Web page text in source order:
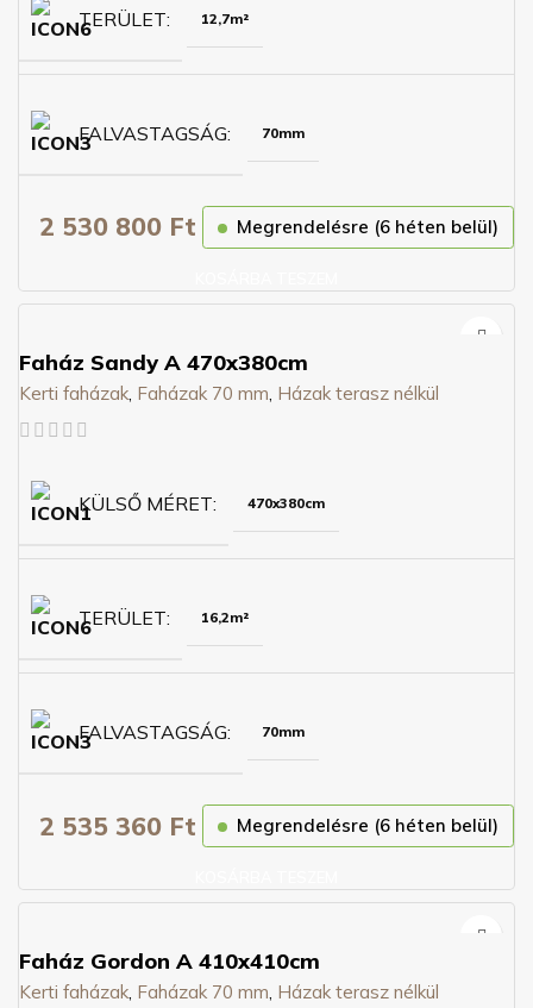
TERÜLET 12,7m²
FALVASTAGSÁG 70mm
2 530 800 Ft Megrendelésre (6 héten belül)
Faház Sandy A 470x380cm
Kerti faházak Faházak 70 mm Házak terasz nélkül
KÜLSŐ MÉRET 470x380cm
TERÜLET 16,2m²
FALVASTAGSÁG 70mm
2 535 360 Ft Megrendelésre (6 héten belül)
Faház Gordon A 410x410cm
Kerti faházak, Faházak 70 mm, Házak terasz nélkül